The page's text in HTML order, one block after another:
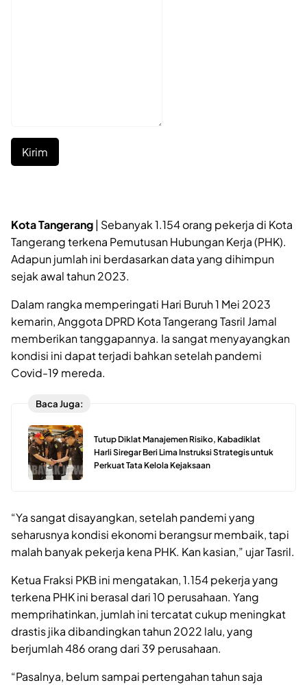
Kirim
Kota Tangerang| Sebanyak 1.154 orang pekerja di Kota
Tangerang terkena Pemutusan Hubungan Kerja (PHK).
Adapun jumlah ini berdasarkan data yang dihimpun
sejak awal tahun 2023.
Dalam rangka memperingati Hari Buruh 1 Mei 2023
kemarin, Anggota DPRD Kota Tangerang Tasril Jamal
memberikan tanggapannya. Ia sangat menyayangkan
kondisi ini dapat terjadi bahkan setelah pandemi
Covid-19 mereda.
Baca Juga:
Tutup Diklat Manajemen Risiko, Kabadiklat
Harli Siregar Beri Lima Instruksi Strategis untuk
Perkuat Tata Kelola Kejaksaan
“Ya sangat disayangkan, setelah pandemi yang
seharusnya kondisi ekonomi berangsur membaik, tapi
malah banyak pekerja kena PHK. Kan kasian,” ujar Tasril.
Ketua Fraksi PKB ini mengatakan, 1.154 pekerja yang
terkena PHK ini berasal dari 10 perusahaan. Yang
memprihatinkan, jumlah ini tercatat cukup meningkat
drastis jika dibandingkan tahun 2022 lalu, yang
berjumlah 486 orang dari 39 perusahaan.
“Pasalnya, belum sampai pertengahan tahun saja